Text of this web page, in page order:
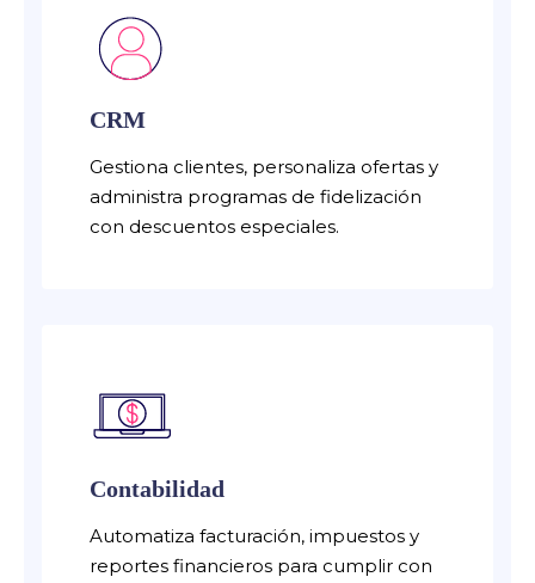
CRM
Gestiona clientes, personaliza ofertas y
administra programas de fidelización
con descuentos especiales.
Contabilidad
Automatiza facturación, impuestos y
reportes financieros para cumplir con